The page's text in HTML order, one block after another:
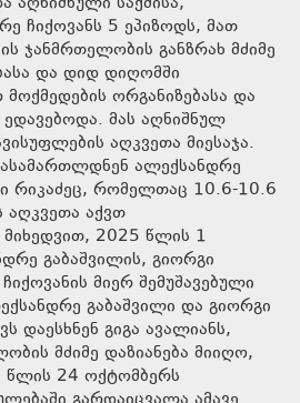
ჩიქოვანს 5 ეპიზოდს, მათ
ჯანმრთელობის განზრახ მძიმე
და დიდ დიღომში
ორგანიზებასა და
მას აღნიშნულ
აღკვეთა მიესაჯა.
ალექსანდრე
რიკაძეც, რომელთაც 10.6-10.6
აქვთ
2025 წლის 1
გაბაშვილის, გიორგი
მიერ შემუშავებული
გაბაშვილი და გიორგი
დაესხნენ გიგა ავალიანს,
მძიმე დაზიანება მიიღო,
წლის 24 ოქტომბერს